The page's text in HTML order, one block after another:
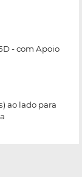
- com Apoio
ao lado para